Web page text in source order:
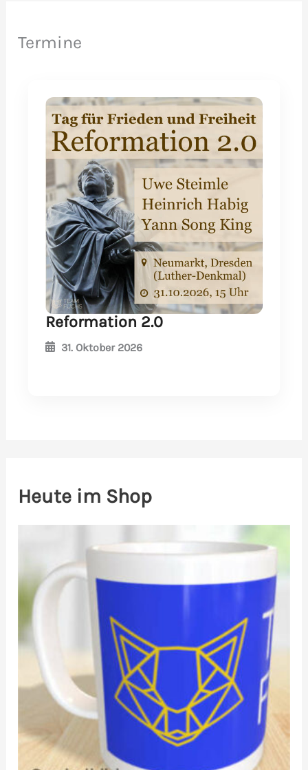
Termine
Reformation 2.0
31. Oktober 2026
Heute im Shop